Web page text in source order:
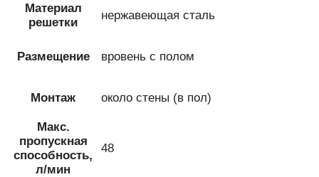
Материал
решетки
нержавеющая сталь
Размещение вровень с полом
Монтаж около стены (в пол)
Макс.
пропускная
способность,
л/мин
48